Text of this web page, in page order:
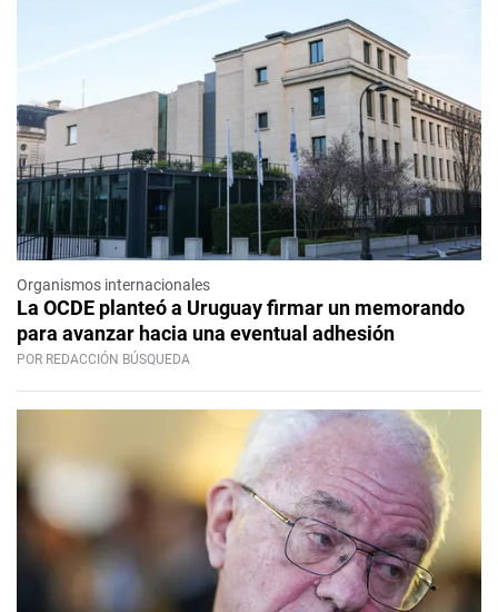
Organismos internacionales
La OCDE planteó a Uruguay firmar un memorando
para avanzar hacia una eventual adhesión
POR REDACCIÓN BÚSQUEDA